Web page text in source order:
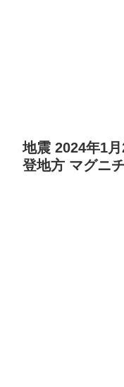
地震 2024年1
登地方 マグニ